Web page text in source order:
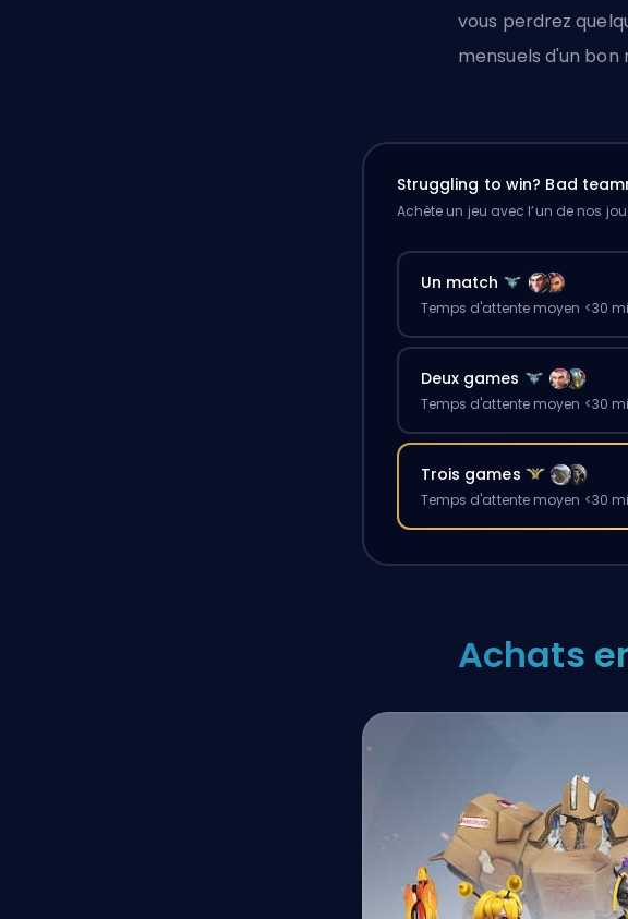
vous perdrez
mensuels d'un bon
Struggling to win? Bad
Achète un jeu avec l’un de nos
Un match
Temps d'attente moyen <30
Deux games
Temps d'attente moyen <30
Trois games
Temps d'attente moyen <30
Achats